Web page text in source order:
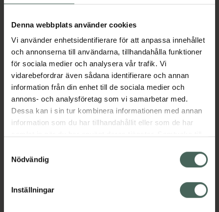
Denna webbplats använder cookies
Vi använder enhetsidentifierare för att anpassa innehållet
och annonserna till användarna, tillhandahålla funktioner
för sociala medier och analysera vår trafik. Vi
vidarebefordrar även sådana identifierare och annan
information från din enhet till de sociala medier och
annons- och analysföretag som vi samarbetar med.
Dessa kan i sin tur kombinera informationen med annan
information som du har tillhandahållit eller som de har
återkalla ditt samtycke via webbplatsens
cookieinställningar. Ett återkallat samtycke påverkar inte
lagligheten av behandling som skett innan återkallelsen.
Nödvändig
Inställningar
Aktuella erbjudanden
Beskrivning
Läs alltid bipacksedeln innan
användning.
EAN:07350096044369
Kronans Apotek finns här för dig. Du hittar oss från Skåne i